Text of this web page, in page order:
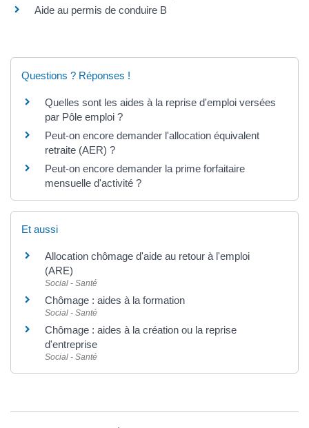
Aide au permis de conduire B
Questions ? Réponses !
Quelles sont les aides à la reprise d'emploi versées
par Pôle emploi ?
Peut-on encore demander l'allocation équivalent
retraite (AER) ?
Peut-on encore demander la prime forfaitaire
mensuelle d'activité ?
Et aussi
Allocation chômage d'aide au retour à l'emploi
(ARE)
Social - Santé
Chômage : aides à la formation
Social - Santé
Chômage : aides à la création ou la reprise
d'entreprise
Social - Santé